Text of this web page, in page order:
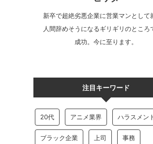
新卒で超絶劣悪企業に営業マンとして
人間辞めそうになるギリギリのところ
成功。今に至ります。
注目キーワード
20代 アニメ業界 ハラスメン
ブラック企業 上司 事務